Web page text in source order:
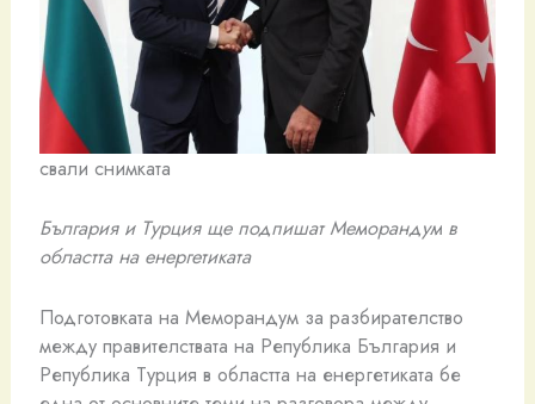
свали снимката
България и Турция ще подпишат Меморандум в
областта на енергетиката
Подготовката на Меморандум за разбирателство
между правителствата на Република България и
Република Турция в областта на енергетиката бе